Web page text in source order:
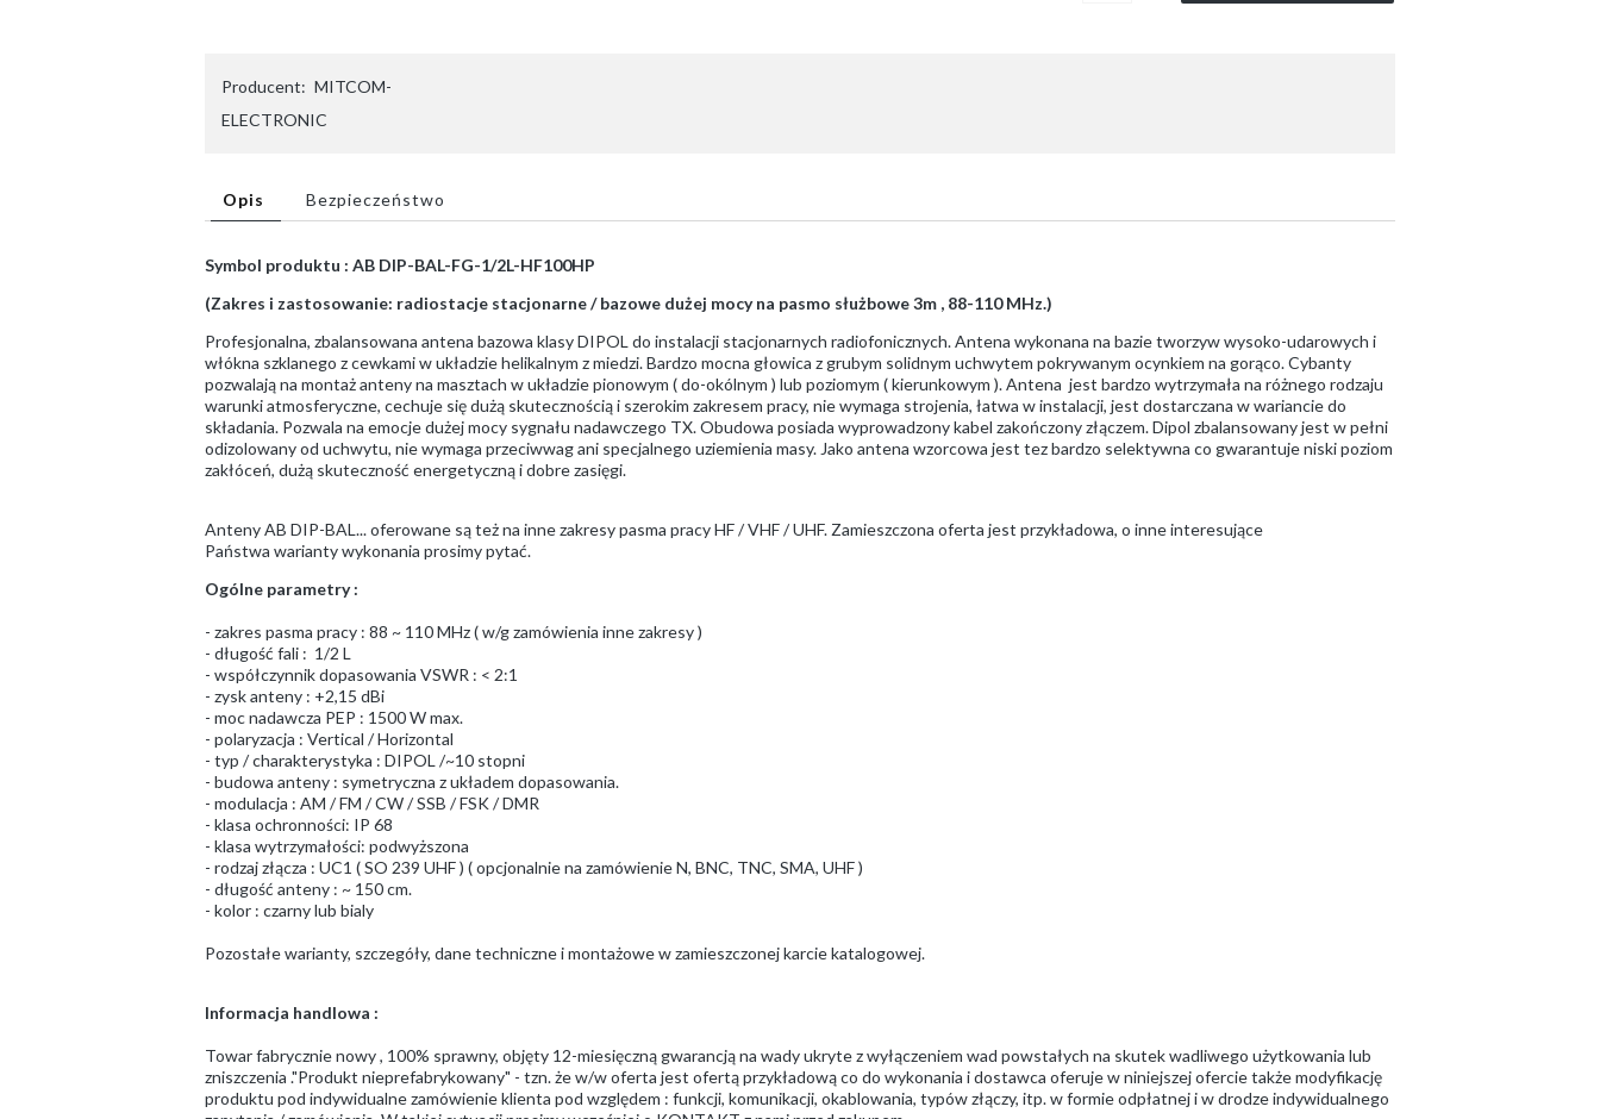
Producent: MITCOM-
ELECTRONIC
Opis Bezpieczeństwo
Symbol produktu : AB DIP-BAL-FG-1/2L-HF100HP
(Zakres i zastosowanie: radiostacje stacjonarne / bazowe dużej mocy na pasmo służbowe 3m , 88-110 MHz.)
Profesjonalna, zbalansowana antena bazowa klasy DIPOL do instalacji stacjonarnych radiofonicznych. Antena wykonana na bazie tworzyw wysoko-udarowych i
włókna szklanego z cewkami w układzie helikalnym z miedzi. Bardzo mocna głowica z grubym solidnym uchwytem pokrywanym ocynkiem na gorąco. Cybanty
pozwalają na montaż anteny na masztach w układzie pionowym ( do-okólnym ) lub poziomym ( kierunkowym ). Antena jest bardzo wytrzymała na różnego rodzaju
warunki atmosferyczne, cechuje się dużą skutecznością i szerokim zakresem pracy, nie wymaga strojenia, łatwa w instalacji, jest dostarczana w wariancie do
składania. Pozwala na emocje dużej mocy sygnału nadawczego TX. Obudowa posiada wyprowadzony kabel zakończony złączem. Dipol zbalansowany jest w pełni
odizolowany od uchwytu, nie wymaga przeciwwag ani specjalnego uziemienia masy. Jako antena wzorcowa jest tez bardzo selektywna co gwarantuje niski poziom
zakłóceń, dużą skuteczność energetyczną i dobre zasięgi.
Anteny AB DIP-BAL... oferowane są też na inne zakresy pasma pracy HF / VHF / UHF. Zamieszczona oferta jest przykładowa, o inne interesujące
Państwa warianty wykonania prosimy pytać.
Ogólne parametry :
- zakres pasma pracy : 88 ~ 110 MHz ( w/g zamówienia inne zakresy )
- długość fali : 1/2 L
- współczynnik dopasowania VSWR : < 2:1
- zysk anteny : +2,15 dBi
- moc nadawcza PEP : 1500 W max.
- polaryzacja : Vertical / Horizontal
- typ / charakterystyka : DIPOL /~10 stopni
- budowa anteny : symetryczna z układem dopasowania.
- modulacja : AM / FM / CW / SSB / FSK / DMR
- klasa ochronności: IP 68
- klasa wytrzymałości: podwyższona
- rodzaj złącza : UC1 ( SO 239 UHF ) ( opcjonalnie na zamówienie N, BNC, TNC, SMA, UHF )
- długość anteny : ~ 150 cm.
- kolor : czarny lub bialy
Pozostałe warianty, szczegóły, dane techniczne i montażowe w zamieszczonej karcie katalogowej.
Informacja handlowa :
Towar fabrycznie nowy , 100% sprawny, objęty 12-miesięczną gwarancją na wady ukryte z wyłączeniem wad powstałych na skutek wadliwego użytkowania lub
zniszczenia ."Produkt nieprefabrykowany" - tzn. że w/w oferta jest ofertą przykładową co do wykonania i dostawca oferuje w niniejszej ofercie także modyfikację
produktu pod indywidualne zamówienie klienta pod względem : funkcji, komunikacji, okablowania, typów złączy, itp. w formie odpłatnej i w drodze indywidualnego